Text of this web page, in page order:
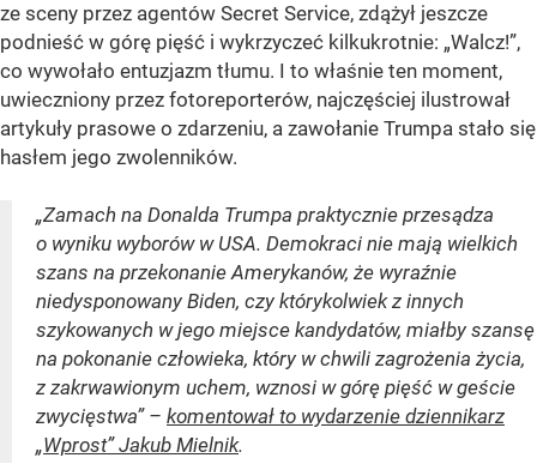
ze sceny przez agentów Secret Service, zdążył jeszcze
podnieść w górę pięść i wykrzyczeć kilkukrotnie: „Walcz!”,
co wywołało entuzjazm tłumu. I to właśnie ten moment,
uwieczniony przez fotoreporterów, najczęściej ilustrował
artykuły prasowe o zdarzeniu, a zawołanie Trumpa stało się
hasłem jego zwolenników.
„Zamach na Donalda Trumpa praktycznie przesądza
o wyniku wyborów w USA. Demokraci nie mają wielkich
szans na przekonanie Amerykanów, że wyraźnie
niedysponowany Biden, czy którykolwiek z innych
szykowanych w jego miejsce kandydatów, miałby szansę
na pokonanie człowieka, który w chwili zagrożenia życia,
z zakrwawionym uchem, wznosi w górę pięść w geście
zwycięstwa” – komentował to wydarzenie dziennikarz
„Wprost” Jakub Mielnik.